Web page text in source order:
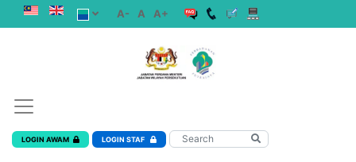
A- A A+
LOGIN AWAM LOGIN STAF